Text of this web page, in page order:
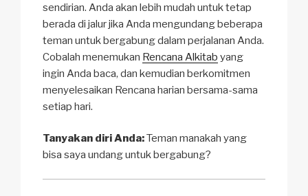
sendirian. Anda akan lebih mudah untuk tetap
berada di jalur jika Anda mengundang beberapa
teman untuk bergabung dalam perjalanan Anda.
Cobalah menemukan Rencana Alkitab yang
ingin Anda baca, dan kemudian berkomitmen
menyelesaikan Rencana harian bersama-sama
setiap hari.
Tanyakan diri Anda:Teman manakah yang
bisa saya undang untuk bergabung?